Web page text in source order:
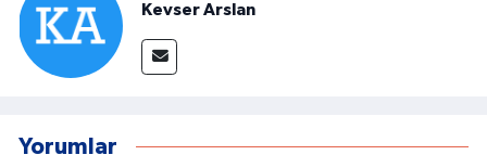
Kevser Arslan
Yorumlar